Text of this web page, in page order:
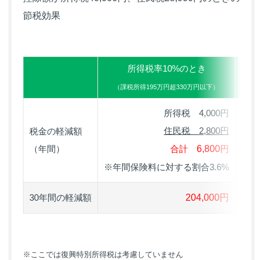
節税効果
所得税率10%のとき
（課税所得195万円超330万円以下）
税金の軽減額
（年間）
所得税 4,000円
住民税 2,800円
合計 6,800円
※年間保険料に対する割合3.6%
30年間の軽減額 204,000円
※ここでは復興特別所得税は考慮していません